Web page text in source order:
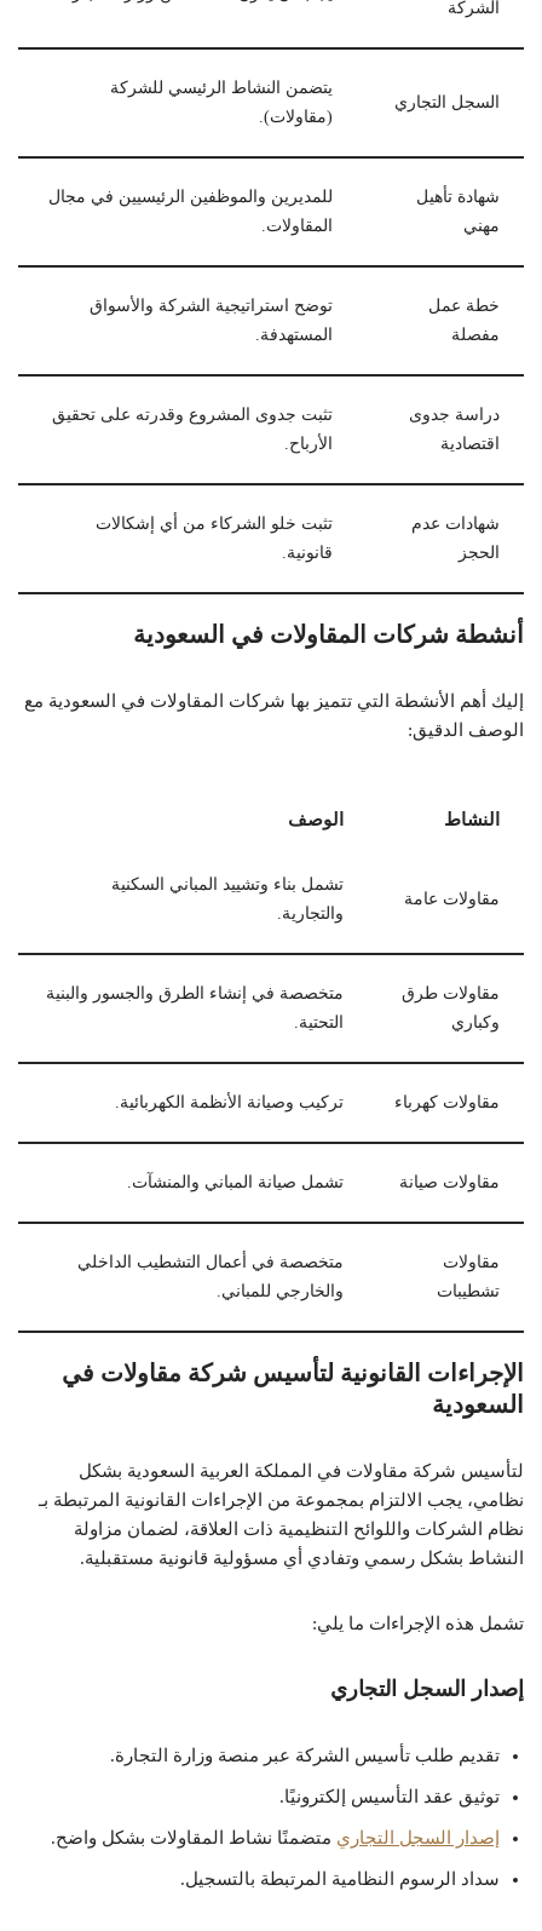
الشركة
السجل التجاري
يتضمن النشاط الرئيسي للشركة
(مقاولات).
شهادة تأهيل
مهني
للمديرين والموظفين الرئيسيين في مجال
المقاولات.
خطة عمل
مفصلة
توضح استراتيجية الشركة والأسواق
المستهدفة.
دراسة جدوى
اقتصادية
تثبت جدوى المشروع وقدرته على تحقيق
الأرباح.
شهادات عدم
الحجز
تثبت خلو الشركاء من أي إشكالات
قانونية.
أنشطة شركات المقاولات في السعودية
إليك أهم الأنشطة التي تتميز بها شركات المقاولات في السعودية مع
الوصف الدقيق:
النشاط الوصف
مقاولات عامة
تشمل بناء وتشييد المباني السكنية
والتجارية.
مقاولات طرق
وكباري
متخصصة في إنشاء الطرق والجسور والبنية
التحتية.
مقاولات كهرباء تركيب وصيانة الأنظمة الكهربائية.
مقاولات صيانة تشمل صيانة المباني والمنشآت.
مقاولات
تشطيبات
متخصصة في أعمال التشطيب الداخلي
والخارجي للمباني.
الإجراءات القانونية لتأسيس شركة مقاولات في
السعودية
لتأسيس شركة مقاولات في المملكة العربية السعودية بشكل
نظامي، يجب الالتزام بمجموعة من الإجراءات القانونية المرتبطة بـ
نظام الشركات واللوائح التنظيمية ذات العلاقة، لضمان مزاولة
النشاط بشكل رسمي وتفادي أي مسؤولية قانونية مستقبلية.
تشمل هذه الإجراءات ما يلي:
إصدار السجل التجاري
تقديم طلب تأسيس الشركة عبر منصة وزارة التجارة.
توثيق عقد التأسيس إلكترونيًا.
إصدار السجل التجاري متضمنًا نشاط المقاولات بشكل واضح.
سداد الرسوم النظامية المرتبطة بالتسجيل.